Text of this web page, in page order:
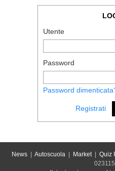
Utente
Password
Password
Registrati
News| Autoscuola| Market| Quiz